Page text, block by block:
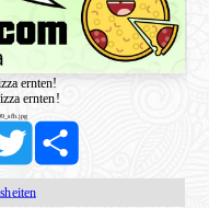
ernten!
ernten!
Twitter Share